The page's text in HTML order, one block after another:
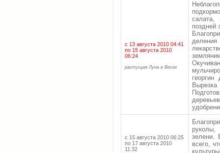
с 13 августа 2010 04:41
по 15 августа 2010
06:24
растущая Луна в Весах
салата,
поздней
с 15 августа 2010 06:25
по 17 августа 2010
11:32
руколы,
зелени.
всего,